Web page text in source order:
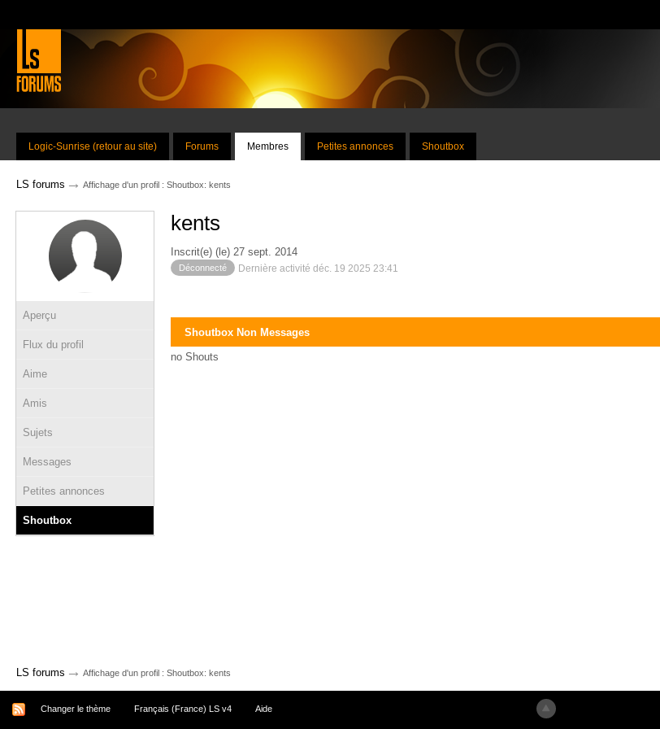
Logic-Sunrise (retour au site) Forums Membres Petites annonces Shoutbox
LS forums → Affichage d'un profil : Shoutbox: kents
Aperçu
Flux du profil
Aime
Amis
Sujets
Messages
Petites annonces
Shoutbox
kents
Inscrit(e) (le) 27 sept. 2014
Déconnecté Dernière activité déc. 19 2025 23:41
Shoutbox Non Messages
no Shouts
LS forums → Affichage d'un profil : Shoutbox: kents
Changer le thème Français (France) LS v4 Aide